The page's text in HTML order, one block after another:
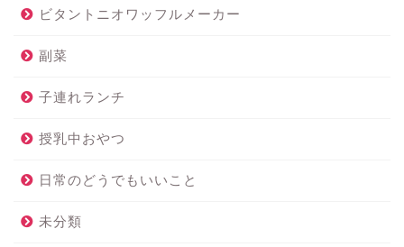
ビタントニオワッフルメーカー
副菜
子連れランチ
授乳中おやつ
日常のどうでもいいこと
未分類